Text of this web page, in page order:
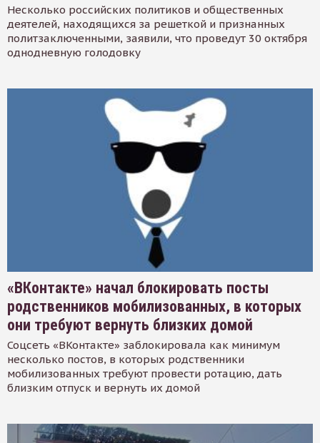
Несколько российских политиков и общественных
деятелей, находящихся за решеткой и признанных
политзаключенными, заявили, что проведут 30 октября
однодневную голодовку
«ВКонтакте» начал блокировать посты
родственников мобилизованных, в которых
они требуют вернуть близких домой
Соцсеть «ВКонтакте» заблокировала как минимум
несколько постов, в которых родственники
мобилизованных требуют провести ротацию, дать
близким отпуск и вернуть их домой